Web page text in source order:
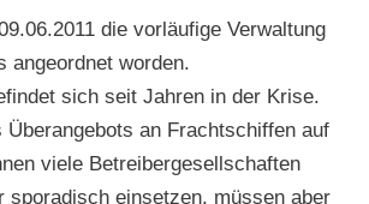
die vorläufige Verwaltung
angeordnet worden.
sich seit Jahren in der Krise.
Überangebots an Frachtschiffen auf
viele Betreibergesellschaften
sporadisch einsetzen, müssen aber